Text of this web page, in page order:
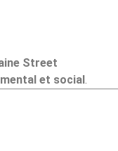
Street
et social.